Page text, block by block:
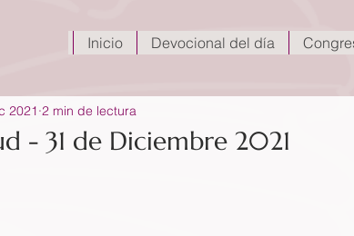
Inicio Devocional del día
- 31 de Diciembre 2021
2021 2 min de lectura